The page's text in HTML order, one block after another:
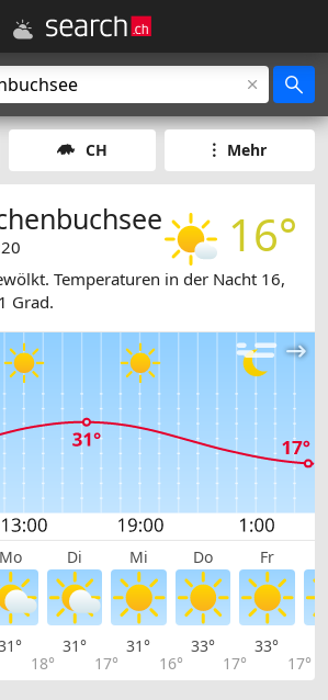
CH Mehr
16°
Temperaturen in der Nacht 16,
Grad.
Mo Di Mi Do Fr
18°
31°
17°
31°
16°
33°
17°
33°
17°